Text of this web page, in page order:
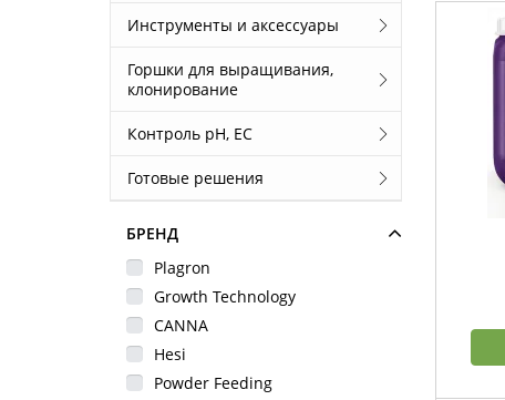
Инструменты и аксессуары
Горшки для выращивания,
клонирование
Контроль pH, EС
Готовые решения
БРЕНД
Plagron
Growth Technology
CANNA
Hesi
Powder Feeding